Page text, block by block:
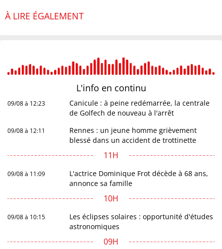
À LIRE ÉGALEMENT
L'info en continu
09/08 à 12:23
Canicule : à peine redémarrée, la centrale
de Golfech de nouveau à l'arrêt
09/08 à 12:11
Rennes : un jeune homme grièvement
blessé dans un accident de trottinette
11H
09/08 à 11:09
L'actrice Dominique Frot décède à 68 ans,
annonce sa famille
10H
09/08 à 10:15
Les éclipses solaires : opportunité d'études
astronomiques
09H